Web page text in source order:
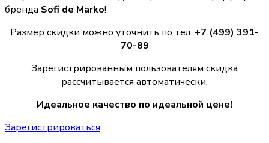
бренда Sofi de Marko!
Размер скидки можно уточнить по тел. +7 (499) 391-
70-89
Зарегистрированным пользователям скидка
рассчитывается автоматически.
Идеальное качество по идеальной цене!
Зарегистрироваться